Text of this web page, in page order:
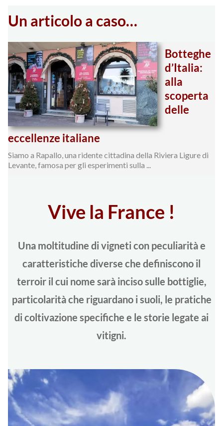
Un articolo a caso…
Botteghe
d’Italia:
alla
scoperta
delle
eccellenze italiane
Siamo a Rapallo, una ridente cittadina della Riviera Ligure di
Levante, famosa per gli esperimenti sulla ...
Vive la France !
Una moltitudine di vigneti con peculiarità e
caratteristiche diverse che definiscono il
terroir il cui nome sarà inciso sulle bottiglie,
particolarità che riguardano i suoli, le pratiche
di coltivazione specifiche e le storie legate ai
vitigni.